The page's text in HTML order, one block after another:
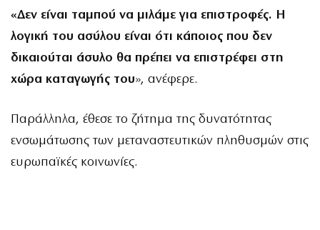
«Δεν είναι ταμπού να μιλάμε για επιστροφές. Η
λογική του ασύλου είναι ότι κάποιος που δεν
δικαιούται άσυλο θα πρέπει να επιστρέφει στη
χώρα καταγωγής του», ανέφερε.
Παράλληλα, έθεσε το ζήτημα της δυνατότητας
ενσωμάτωσης των μεταναστευτικών πληθυσμών στις
ευρωπαϊκές κοινωνίες.